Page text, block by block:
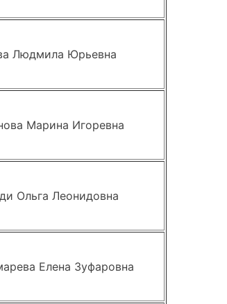
Людмила Юрьевна
Марина Игоревна
Ольга Леонидовна
Елена Зуфаровна